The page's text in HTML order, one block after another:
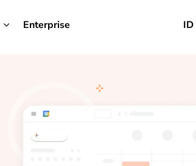
Enterprise ID